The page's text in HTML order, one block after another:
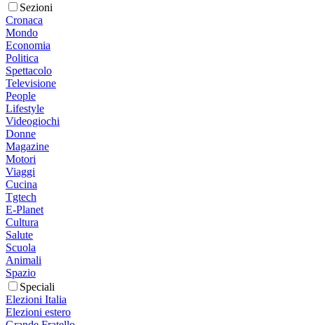
Sezioni
Cronaca
Mondo
Economia
Politica
Spettacolo
Televisione
People
Lifestyle
Videogiochi
Donne
Magazine
Motori
Viaggi
Cucina
Tgtech
E-Planet
Cultura
Salute
Scuola
Animali
Spazio
Speciali
Elezioni Italia
Elezioni estero